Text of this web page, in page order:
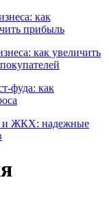
как
прибыль
как увеличить
фуда: как
и ЖКХ: надежные